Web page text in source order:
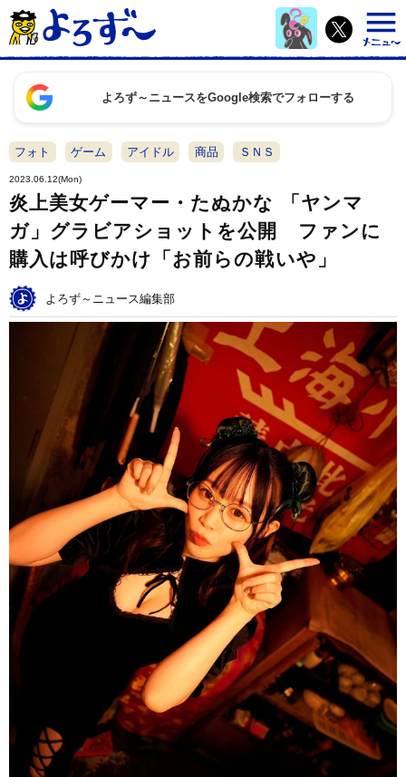
よろず～ニュースをGoogle検索でフォローする
フォト ゲーム アイドル 商品 ＳＮＳ
2023.06.12(Mon)
炎上美女ゲーマー・たぬかな 「ヤンマ
ガ」グラビアショットを公開 ファンに
購入は呼びかけ「お前らの戦いや」
よろず～ニュース編集部